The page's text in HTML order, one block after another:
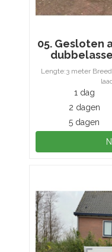
05. Gesloten
Lengte:3 meter
1 dag
2 dagen
5 dagen